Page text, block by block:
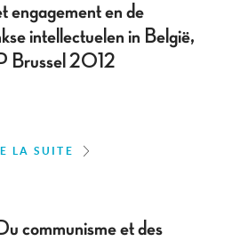
engagement en de
intellectuelen in België,
Brussel 2012
LA SUITE
communisme et des